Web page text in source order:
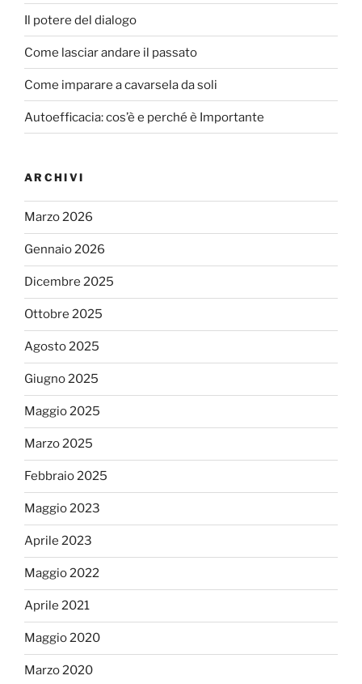
Il potere del dialogo
Come lasciar andare il passato
Come imparare a cavarsela da soli
Autoefficacia: cos’è e perché è Importante
ARCHIVI
Marzo 2026
Gennaio 2026
Dicembre 2025
Ottobre 2025
Agosto 2025
Giugno 2025
Maggio 2025
Marzo 2025
Febbraio 2025
Maggio 2023
Aprile 2023
Maggio 2022
Aprile 2021
Maggio 2020
Marzo 2020